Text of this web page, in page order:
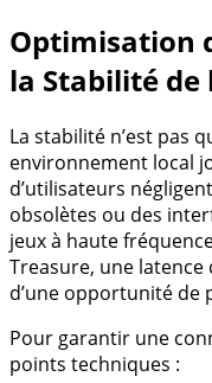
Optimisation
la Stabilité de
La stabilité n’est pas
environnement local
d’utilisateurs
obsolètes ou des
jeux à haute
Treasure, une
d’une opportunité de
Pour garantir une
points techniques :